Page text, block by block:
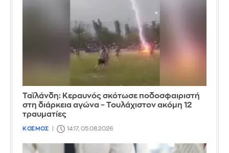
Ταϊλάνδη: Κεραυνός σκότωσε ποδοσφαιριστή
στη διάρκεια αγώνα – Τουλάχιστον ακόμη 12
τραυματίες
ΚΟΣΜΟΣ 14:17, 05.08.2026